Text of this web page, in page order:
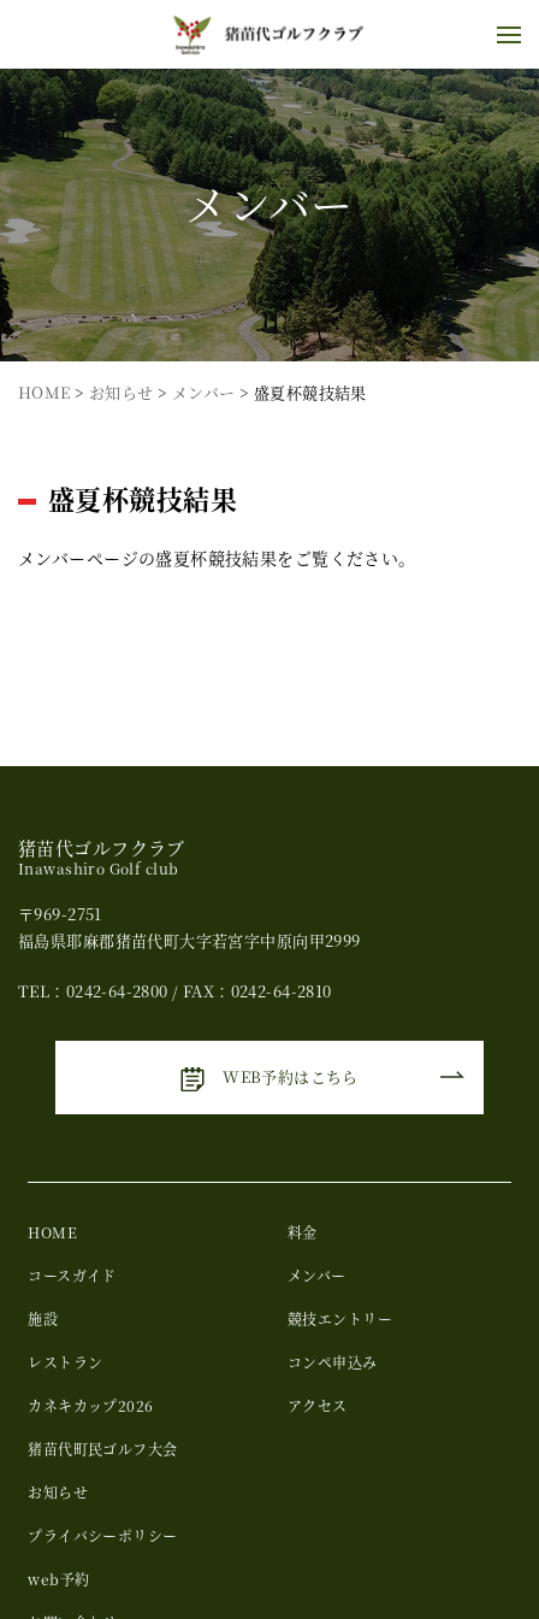
メンバー
HOME > お知らせ > メンバー > 盛夏杯競技結果
盛夏杯競技結果
メンバーページの盛夏杯競技結果をご覧ください。
猪苗代ゴルフクラブ
Inawashiro Golf club
〒969-2751
福島県耶麻郡猪苗代町大字若宮字中原向甲2999
TEL：0242-64-2800 / FAX：0242-64-2810
WEB予約はこちら
HOME
コースガイド
施設
レストラン
カネキカップ2026
猪苗代町民ゴルフ大会
料金
メンバー
競技エントリー
コンペ申込み
アクセス
お知らせ
プライバシーポリシー
web予約